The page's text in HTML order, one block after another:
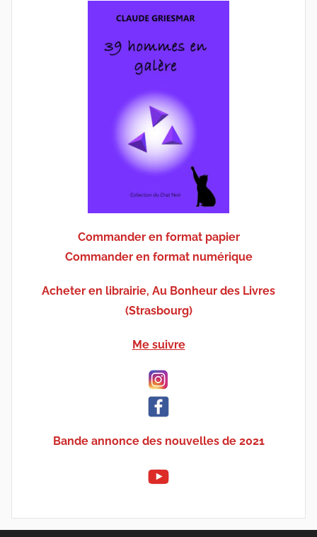
Commander en format papier
Commander en format numérique
Acheter en librairie, Au Bonheur des Livres
(Strasbourg)
Me suivre
Bande annonce des nouvelles de 2021